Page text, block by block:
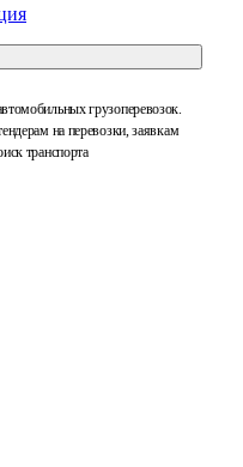
грузоперевозок.
на перевозки, заявкам
транспорта